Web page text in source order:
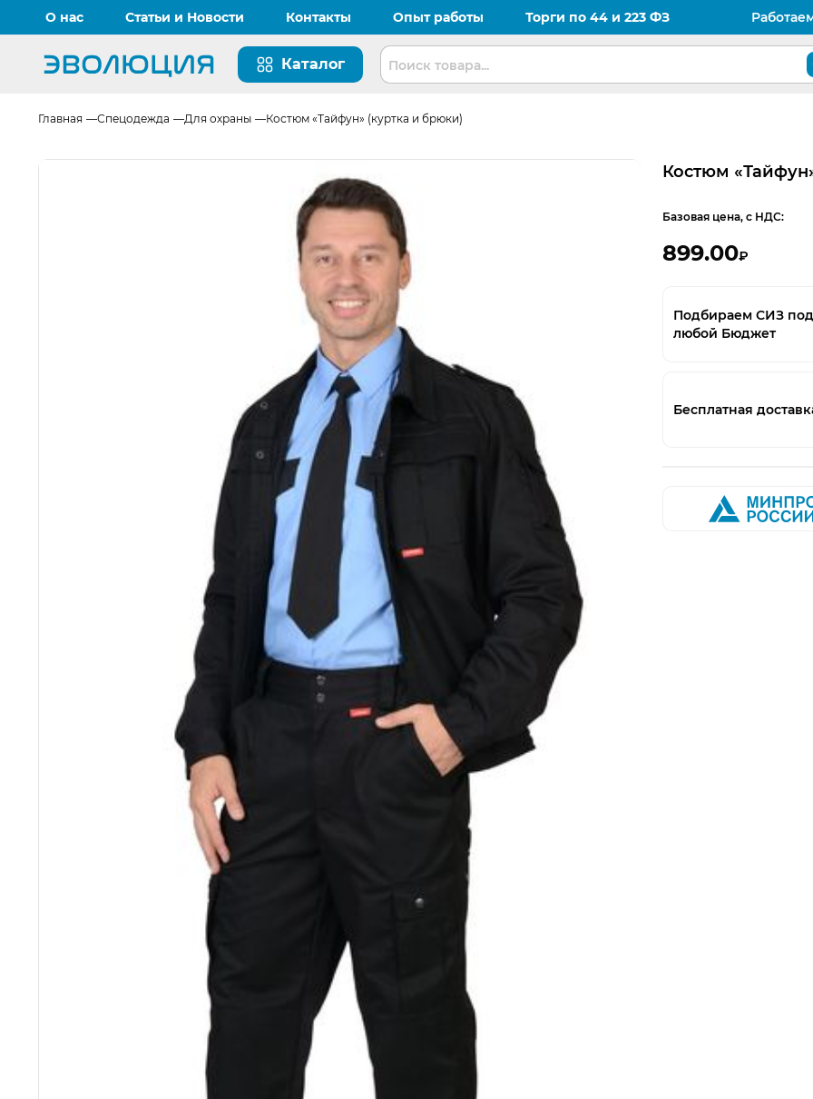
О нас Статьи и Новости Контакты Опыт работы Торги по 44 и 223 ФЗ
Перейти на главную страницу
Каталог
Главная Спецодежда Для охраны Костюм «Тайфун» (куртка и брюки)
Костюм
Базовая цена, с НДС:
899.00₽
Подбираем СИЗ под
любой Бюджет
Бесплатная